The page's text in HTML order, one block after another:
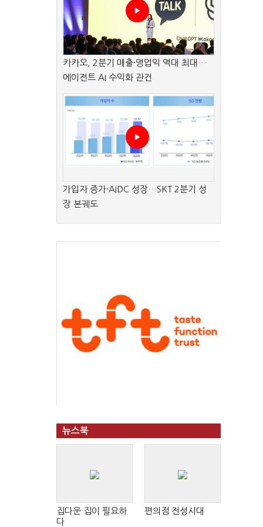
카카오, 2분기 매출·영업익 역대 최대…
에이전트 AI 수익화 관건
가입자 증가·AIDC 성장…SKT 2분기 성
장 본궤도
뉴스북
집다운 집이 필요하
다
편의점 전성시대